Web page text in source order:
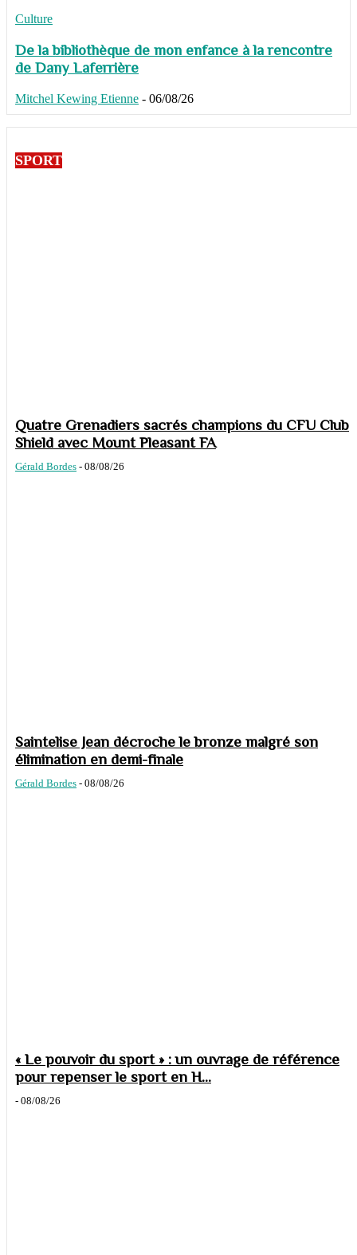
Culture
De la bibliothèque de mon enfance à la rencontre
de Dany Laferrière
Mitchel Kewing Etienne - 06/08/26
SPORT
Quatre Grenadiers sacrés champions du CFU Club
Shield avec Mount Pleasant FA
Gérald Bordes - 08/08/26
Saintelise Jean décroche le bronze malgré son
élimination en demi-finale
Gérald Bordes - 08/08/26
« Le pouvoir du sport » : un ouvrage de référence
pour repenser le sport en H...
- 08/08/26